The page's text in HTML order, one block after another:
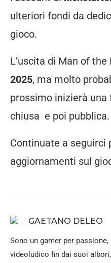
ulteriori fondi da
gioco.
L’uscita di Man of
2025, ma molto
prossimo inizierà una
chiusa e poi pubblica.
Continuate a seguirci
aggiornamenti sul
GAETANO DELEO
Sono un gamer per
videoludico fin dai suoi